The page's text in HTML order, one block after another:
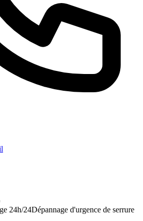
24h/24Dépannage d'urgence de serrure